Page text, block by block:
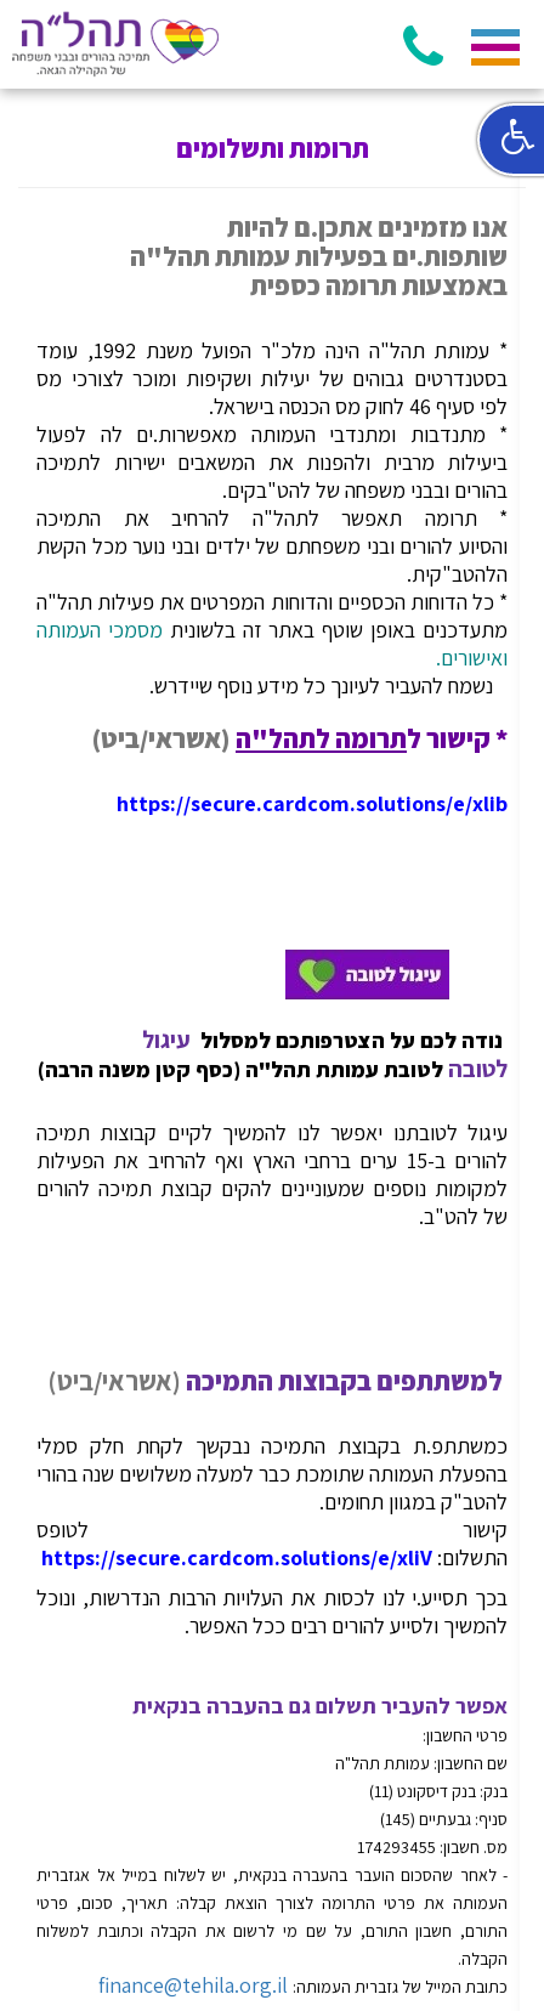
תרומות ותשלומים
אנו מזמינים אתכן.ם להיות
שותפות.ים בפעילות עמותת תהל"ה
באמצעות תרומה כספית
* עמותת תהל"ה הינה מלכ"ר הפועל משנת 1992, עומד
בסטנדרטים גבוהים של יעילות ושקיפות ומוכר לצורכי מס
לפי סעיף 46 לחוק מס הכנסה בישראל.
* מתנדבות ומתנדבי העמותה מאפשרות.ים לה לפעול
ביעילות מרבית ולהפנות את המשאבים ישירות לתמיכה
בהורים ובבני משפחה של להט"בקים.
* תרומה תאפשר לתהל"ה להרחיב את התמיכה
והסיוע להורים ובני משפחתם של ילדים ובני נוער מכל הקשת
הלהטב"קית.
* כל הדוחות הכספיים והדוחות המפרטים את פעילות תהל"ה
מתעדכנים באופן שוטף באתר זה בלשונית מסמכי העמותה
ואישורים.
נשמח להעביר לעיונך כל מידע נוסף שיידרש.
* קישורלתרומה לתהל"ה (אשראי/ביט)
https://secure.cardcom.solutions/e/xlib
נודה לכם על הצטרפותכם למסלול עיגול
לטובה לטובת עמותת תהל"ה (כסף קטן משנה הרבה)
עיגול לטובתנו יאפשר לנו להמשיך לקיים קבוצות תמיכה
להורים ב-15 ערים ברחבי הארץ ואף להרחיב את הפעילות
למקומות נוספים שמעוניינים להקים קבוצת תמיכה להורים
של להט"ב.
למשתתפים בקבוצות התמיכה (אשראי/ביט)
כמשתתפ.ת בקבוצת התמיכה נבקשך לקחת חלק סמלי
בהפעלת העמותה שתומכת כבר למעלה משלושים שנה בהורי
להטב"ק במגוון תחומים.
קישור לטופס
התשלום: https://secure.cardcom.solutions/e/xliV
בכך תסייע.י לנו לכסות את העלויות הרבות הנדרשות, ונוכל
להמשיך ולסייע להורים רבים ככל האפשר.
אפשר להעביר תשלום גם בהעברה בנקאית
פרטי החשבון:
שם החשבון: עמותת תהל"ה
בנק: בנק דיסקונט (11)
סניף: גבעתיים (145)
מס. חשבון: 174293455
- לאחר שהסכום הועבר בהעברה בנקאית, יש לשלוח במייל אל אגזברית
העמותה את פרטי התרומה לצורך הוצאת קבלה: תאריך, סכום, פרטי
התורם, חשבון התורם, על שם מי לרשום את הקבלה וכתובת למשלוח
הקבלה.
כתובת המייל של גזברית העמותה:
finance@tehila.org.il